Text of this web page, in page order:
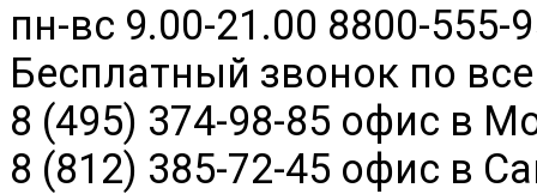
пн-вс 9.00-21.00 8800-555-
Бесплатный звонок по
8 (495) 374-98-85 офис в
8 (812) 385-72-45 офис в